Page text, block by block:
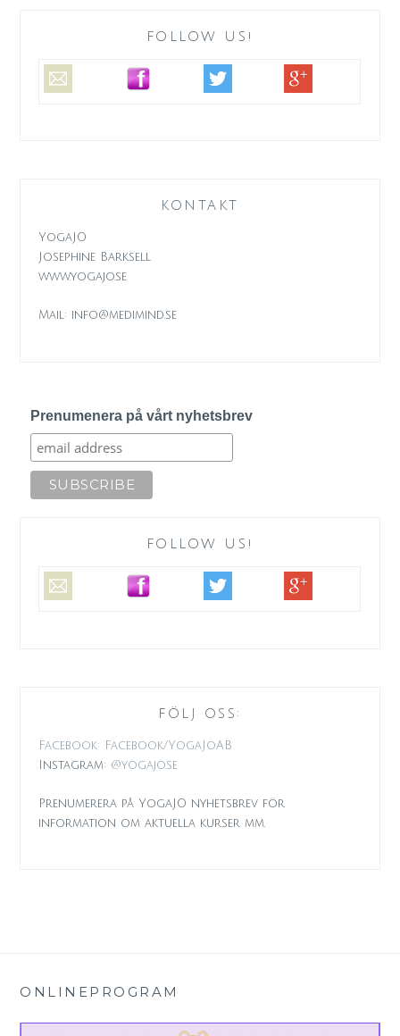
FOLLOW US!
KONTAKT
YogaJO
Josephine Barksell
www.yogajo.se
Mail: info@medimind.se
Prenumenera på vårt nyhetsbrev
FOLLOW US!
FÖLJ OSS:
Facebook: Facebook/YogaJoAB
Instagram: @yogajo.se
Prenumerera på YogaJO nyhetsbrev för
information om aktuella kurser mm.
ONLINEPROGRAM